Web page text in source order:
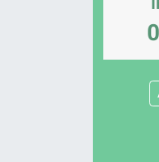
Ege'den Esintiler